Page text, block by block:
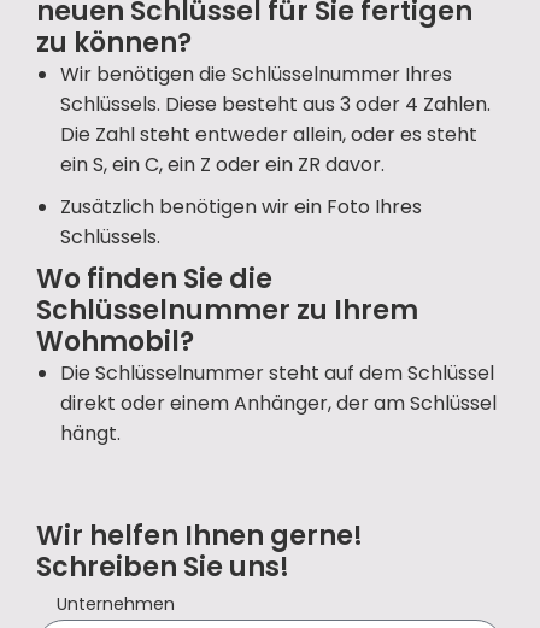
neuen Schlüssel für Sie fertigen
zu können?
Wir benötigen die Schlüsselnummer Ihres
Schlüssels. Diese besteht aus 3 oder 4 Zahlen.
Die Zahl steht entweder allein, oder es steht
ein S, ein C, ein Z oder ein ZR davor.
Zusätzlich benötigen wir ein Foto Ihres
Schlüssels.
Wo finden Sie die
Schlüsselnummer zu Ihrem
Wohmobil?
Die Schlüsselnummer steht auf dem Schlüssel
direkt oder einem Anhänger, der am Schlüssel
hängt.
Wir helfen Ihnen gerne!
Schreiben Sie uns!
Unternehmen